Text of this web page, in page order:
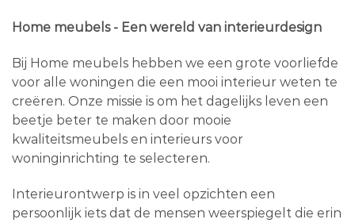
Home meubels - Een wereld van interieurdesign
Bij Home meubels hebben we een grote voorliefde
voor alle woningen die een mooi interieur weten te
creëren. Onze missie is om het dagelijks leven een
beetje beter te maken door mooie
kwaliteitsmeubels en interieurs voor
woninginrichting te selecteren.
Interieurontwerp is in veel opzichten een
persoonlijk iets dat de mensen weerspiegelt die erin